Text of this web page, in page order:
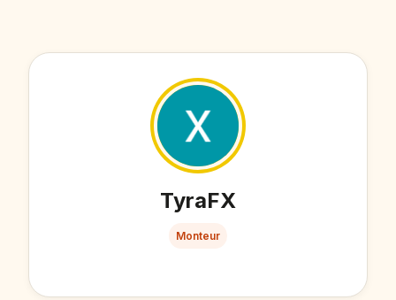
TyraFX
Monteur